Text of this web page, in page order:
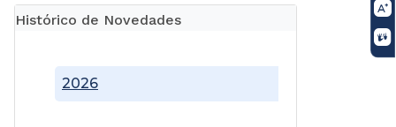
Histórico de Novedades
2026